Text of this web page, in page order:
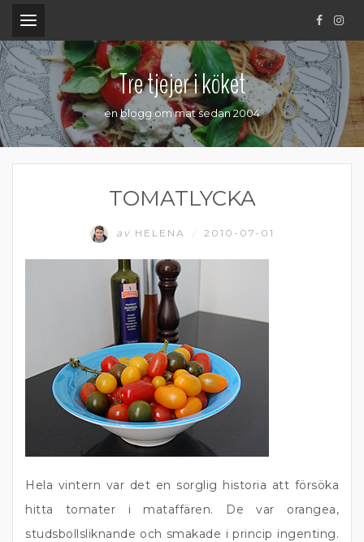
.
Tre tjejer i köket
en blogg om mat sedan 2004
TOMATLYCKA
av HELENA 2010-07-01
Hela vintern var det en sorglig historia att försöka
hitta tomater i mataffären. De var orangea,
studsbollsliknande och smakade i princip ingenting.